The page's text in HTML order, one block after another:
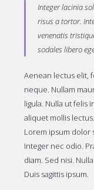
Integer lacinia
risus a tortor.
venenatis
sodales libero
Aenean lectus elit,
neque. Nullam
ligula. Nulla ut felis
aliquet mollis
Lorem ipsum dolor
Integer nec odio.
diam. Sed nisi.
Duis sagittis ipsum.